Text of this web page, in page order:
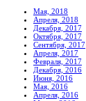
Мая, 2018
Апреля, 2018
Декабря, 2017
Октября, 2017
Сентября, 2017
Апреля, 2017
Февраля, 2017
Декабря, 2016
Июня, 2016
Мая, 2016
Апреля, 2016